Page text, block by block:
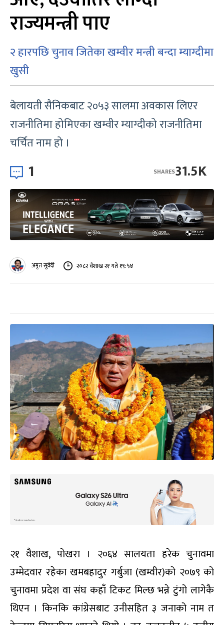
राज्यमन्त्री पाए
२ हारपछि चुनाव जितेका खम्वीर मन्त्री बन्दा म्याग्दीमा
खुसी
बेलायती सैनिकबाट २०५३ सालमा अवकास लिएर
राजनीतिमा होमिएका खम्वीर म्याग्दीको राजनीतिमा
चर्चित नाम हो ।
1 31.5K
SHARES
अमृत सुवेदी २०८२ वैशाख २१ गते १९:५४
२१ वैशाख, पोखरा । २०६४ सालयता हरेक चुनावमा
उम्मेदवार रहेका खमबहादुर गर्बुजा (खम्वीर)को २०७९ को
चुनावमा प्रदेश वा संघ कहाँ टिकट मिल्छ भन्ने टुंगो लागेकै
थिएन । किनकि कांग्रेसबाट उनीसहित ३ जनाको नाम त